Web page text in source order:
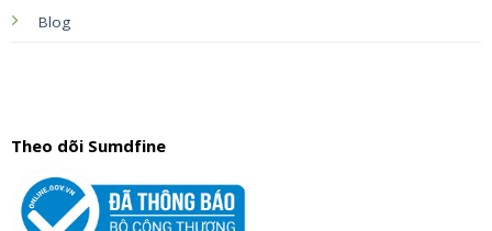
Blog
Theo dõi Sumdfine